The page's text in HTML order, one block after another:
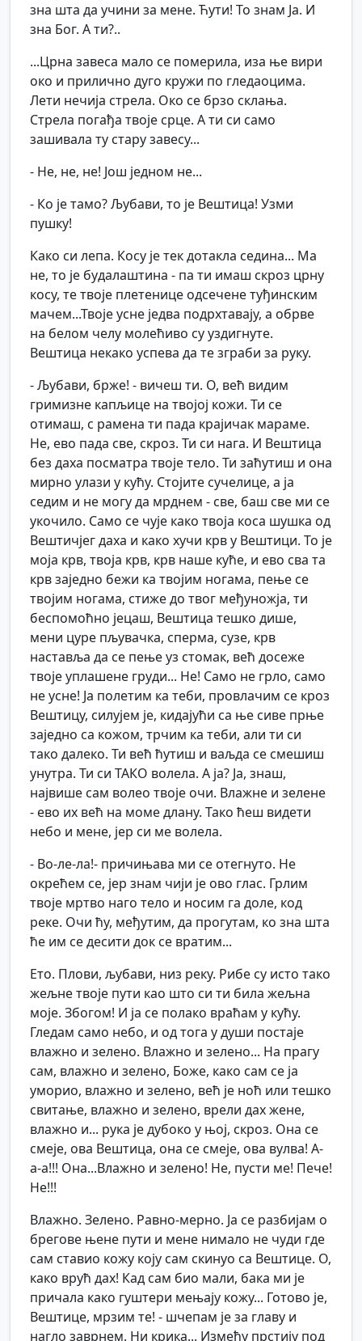
зна шта да учини за мене. Ћути! То знам Ја. И
зна Бог. А ти?..
...Црна завеса мало се померила, иза ње вири
око и прилично дуго кружи по гледаоцима.
Лети нечија стрела. Око се брзо склања.
Стрела погађа твоје срце. А ти си само
зашивала ту стару завесу...
- Не, не, не! Још једном не...
- Ко је тамо? Љубави, то је Вештица! Узми
пушку!
Како си лепа. Косу је тек дотакла седина... Ма
не, то је будалаштина - па ти имаш скроз црну
косу, те твоје плетенице одсечене туђинским
мачем...Твоје усне једва подрхтавају, а обрве
на белом челу молећиво су уздигнуте.
Вештица некако успева да те зграби за руку.
- Љубави, брже! - вичеш ти. О, већ видим
гримизне капљице на твојој кожи. Ти се
отимаш, с рамена ти пада крајичак мараме.
Не, ево пада све, скроз. Ти си нага. И Вештица
без даха посматра твоје тело. Ти заћутиш и она
мирно улази у кућу. Стојите сучелице, а ја
седим и не могу да мрднем - све, баш све ми се
укочило. Само се чује како твоја коса шушка од
Вештичјег даха и како хучи крв у Вештици. То је
моја крв, твоја крв, крв наше куће, и ево сва та
крв заједно бежи ка твојим ногама, пење се
твојим ногама, стиже до твог међуножја, ти
беспомоћно јецаш, Вештица тешко дише,
мени цуре пљувачка, сперма, сузе, крв
наставља да се пење уз стомак, већ досеже
твоје уплашене груди... Не! Само не грло, само
не усне! Ја полетим ка теби, провлачим се кроз
Вештицу, силујем је, кидајући са ње сиве прње
заједно са кожом, трчим ка теби, али ти си
тако далеко. Ти већ ћутиш и ваљда се смешиш
унутра. Ти си ТАКО волела. А ја? Ја, знаш,
највише сам волео твоје очи. Влажне и зелене
- ево их већ на моме длану. Тако ћеш видети
небо и мене, јер си ме волела.
- Во-ле-ла!- причињава ми се отегнуто. Не
окрећем се, јер знам чији је ово глас. Грлим
твоје мртво наго тело и носим га доле, код
реке. Очи ћу, међутим, да прогутам, ко зна шта
ће им се десити док се вратим...
Ето. Плови, љубави, низ реку. Рибе су исто тако
жељне твоје пути као што си ти била жељна
моје. Збогом! И ја се полако враћам у кућу.
Гледам само небо, и од тога у души постаје
влажно и зелено. Влажно и зелено... На прагу
сам, влажно и зелено, Боже, како сам се ја
уморио, влажно и зелено, већ је ноћ или тешко
свитање, влажно и зелено, врели дах жене,
влажно и... рука је дубоко у њој, скроз. Она се
смеје, ова Вештица, она се смеје, ова вулва! А-
а-а!!! Она...Влажно и зелено! Не, пусти ме! Пече!
Не!!!
Влажно. Зелено. Равно-мерно. Ја се разбијам о
брегове њене пути и мене нимало не чуди где
сам ставио кожу коју сам скинуо са Вештице. О,
како врућ дах! Кад сам био мали, бака ми је
причала како гуштери мењају кожу... Готово је,
Вештице, мрзим те! - шчепам је за главу и
нагло заврнем. Ни крика... Између прстију под